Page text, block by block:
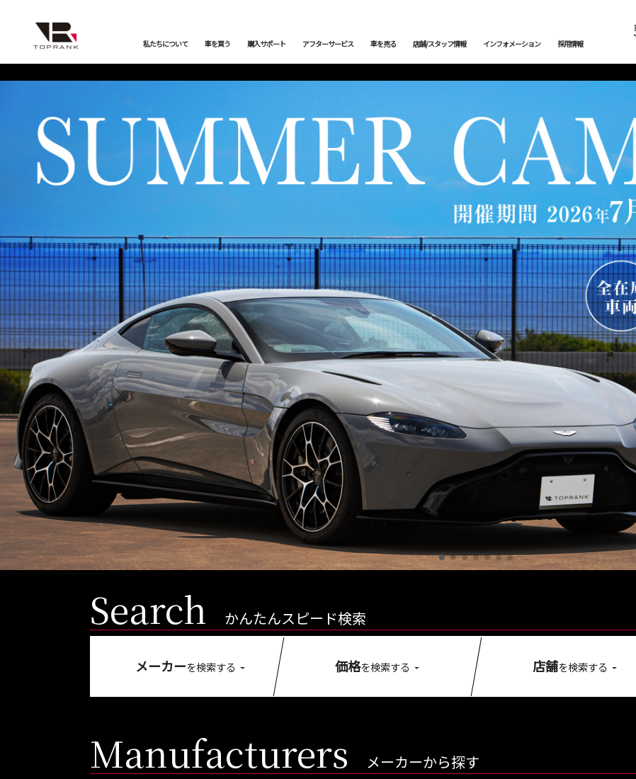
私たちについて 車を買う
バックオーダーシステム
オンライン商談
お取り寄せ商談
Mercedes-Benz Mercedes-AMG BMW BMW ALPINA
Porsche LAND ROVER JAGUAR BENTLEY
Ferrari Lamborghini
店舗から探す
トップランク本店 トップランク中央 トップランク杉並
トップランク神戸
ROKKO i PARK
購入サポート
保証・購入プラン 下取査定 納車前点検・整備 メン
お支払いプラン
ローンシミュレーション
オートローン事前審査
よくある質問 ご納
アフターサービス
車検・点検 メンテナンス 鈑金塗装 カー
プロテクションフィルム 輸入車コーディング アライメント測定・調整
車を売る 店舗/スタッフ情報
会社概要
プライバシーポリシー
店舗お問い合わせ
トップランク本店 トップランク中央 トップランク杉並
トッ
サー
トップランク
オートテクニカルベース
オートテクニカルベース
サービスファクトリー
最強買取 市川店 最強
インフォメーション
ニュース&メディア ご納車情報 サービスブログ トッ
採用情報
Search かんたんスピード検索
メーカーを検索する 価格を検索する 店舗を検索する
Manufacturers メーカーから探す